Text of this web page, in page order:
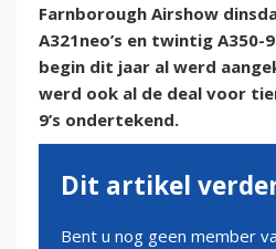
Farnborough Airshow
A321neo’s en twintig A350-
begin dit jaar al werd
werd ook al de deal voor
9’s ondertekend.
Dit artikel
Bent u nog geen member